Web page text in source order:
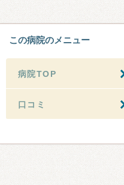
この病院のメニュー
病院TOP
口コミ